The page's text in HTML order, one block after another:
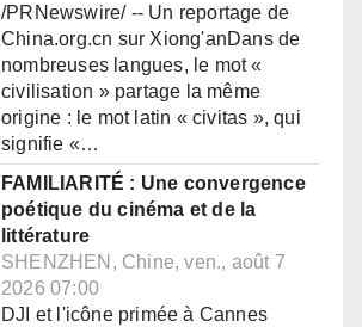
/PRNewswire/ -- Un reportage de
China.org.cn sur Xiong'anDans de
nombreuses langues, le mot «
civilisation » partage la même
origine : le mot latin « civitas », qui
signifie «…
FAMILIARITÉ : Une convergence
poétique du cinéma et de la
littérature
SHENZHEN, Chine, ven., août 7
2026 07:00
DJI et l'icône primée à Cannes